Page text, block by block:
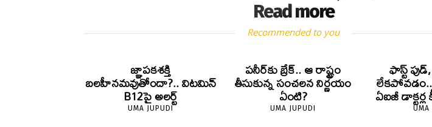
Read more
Recommended to you
జ్ఞాపకశక్తి
బలహీనమవుతోందా?.. విటమిన్
B12పై అలర్ట్
UMA JUPUDI
పనీర్‌కు బ్రేక్.. ఆ రాష్ట్రం
తీసుకున్న సంచలన నిర్ణయం
ఏంటి?
UMA JUPUDI
ఫాస్ట్
ఏఐజీ
UMA